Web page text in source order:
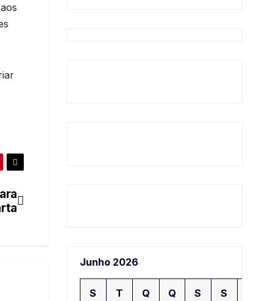
Junho 2026
S T Q Q S S